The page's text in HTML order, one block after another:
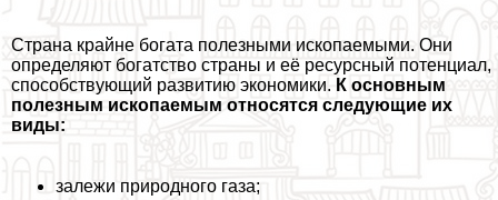
Страна крайне богата полезными ископаемыми. Они
определяют богатство страны и её ресурсный потенциал,
способствующий развитию экономики. К основным
полезным ископаемым относятся следующие их
виды:
залежи природного газа;